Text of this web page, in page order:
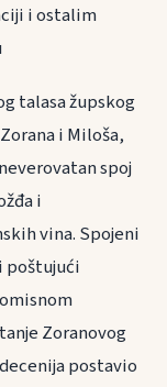
i ostalim
talasa župskog
i Miloša,
spoj
i
vina. Spojeni
poštujući
Zoranovog
postavio